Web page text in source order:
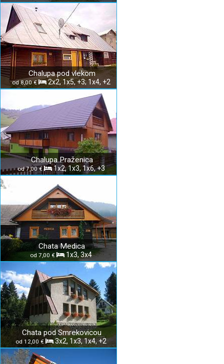
Chalupa pod vlekom
od 8,00 € 2x2, 1x5, +3; 1x4, +2
Chalupa Praženica
od 7,00 € 1x2, 1x3, 1x6, +3
Chata Medica
od 7,00 € 1x3, 3x4
Chata pod Smrekovicou
od 12,00 € 3x2, 1x3, 1x4, +2